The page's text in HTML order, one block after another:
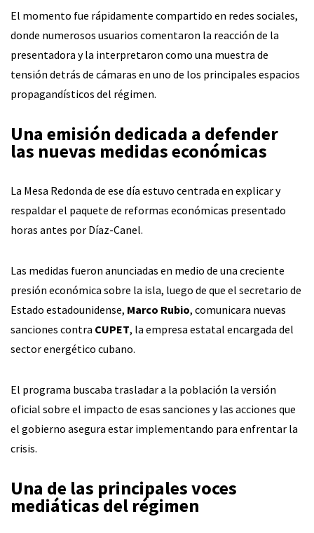
El momento fue rápidamente compartido en redes sociales,
donde numerosos usuarios comentaron la reacción de la
presentadora y la interpretaron como una muestra de
tensión detrás de cámaras en uno de los principales espacios
propagandísticos del régimen.
Una emisión dedicada a defender
las nuevas medidas económicas
La Mesa Redonda de ese día estuvo centrada en explicar y
respaldar el paquete de reformas económicas presentado
horas antes por Díaz-Canel.
Las medidas fueron anunciadas en medio de una creciente
presión económica sobre la isla, luego de que el secretario de
Estado estadounidense, Marco Rubio, comunicara nuevas
sanciones contra CUPET, la empresa estatal encargada del
sector energético cubano.
El programa buscaba trasladar a la población la versión
oficial sobre el impacto de esas sanciones y las acciones que
el gobierno asegura estar implementando para enfrentar la
crisis.
Una de las principales voces
mediáticas del régimen